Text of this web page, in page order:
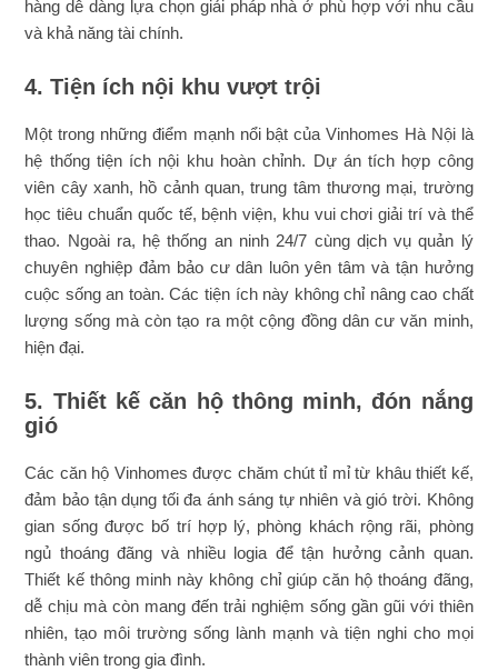
hàng dễ dàng lựa chọn giải pháp nhà ở phù hợp với nhu cầu
và khả năng tài chính.
4. Tiện ích nội khu vượt trội
Một trong những điểm mạnh nổi bật của Vinhomes Hà Nội là
hệ thống tiện ích nội khu hoàn chỉnh. Dự án tích hợp công
viên cây xanh, hồ cảnh quan, trung tâm thương mại, trường
học tiêu chuẩn quốc tế, bệnh viện, khu vui chơi giải trí và thể
thao. Ngoài ra, hệ thống an ninh 24/7 cùng dịch vụ quản lý
chuyên nghiệp đảm bảo cư dân luôn yên tâm và tận hưởng
cuộc sống an toàn. Các tiện ích này không chỉ nâng cao chất
lượng sống mà còn tạo ra một cộng đồng dân cư văn minh,
hiện đại.
5. Thiết kế căn hộ thông minh, đón nắng
gió
Các căn hộ Vinhomes được chăm chút tỉ mỉ từ khâu thiết kế,
đảm bảo tận dụng tối đa ánh sáng tự nhiên và gió trời. Không
gian sống được bố trí hợp lý, phòng khách rộng rãi, phòng
ngủ thoáng đãng và nhiều logia để tận hưởng cảnh quan.
Thiết kế thông minh này không chỉ giúp căn hộ thoáng đãng,
dễ chịu mà còn mang đến trải nghiệm sống gần gũi với thiên
nhiên, tạo môi trường sống lành mạnh và tiện nghi cho mọi
thành viên trong gia đình.